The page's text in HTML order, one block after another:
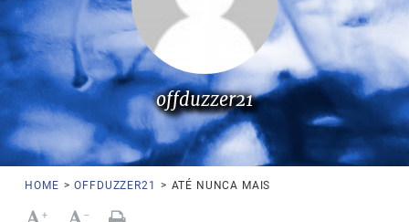
COMUNIDADE
offduzzer21
HOME > OFFDUZZER21 > ATÉ NUNCA MAIS
+ -